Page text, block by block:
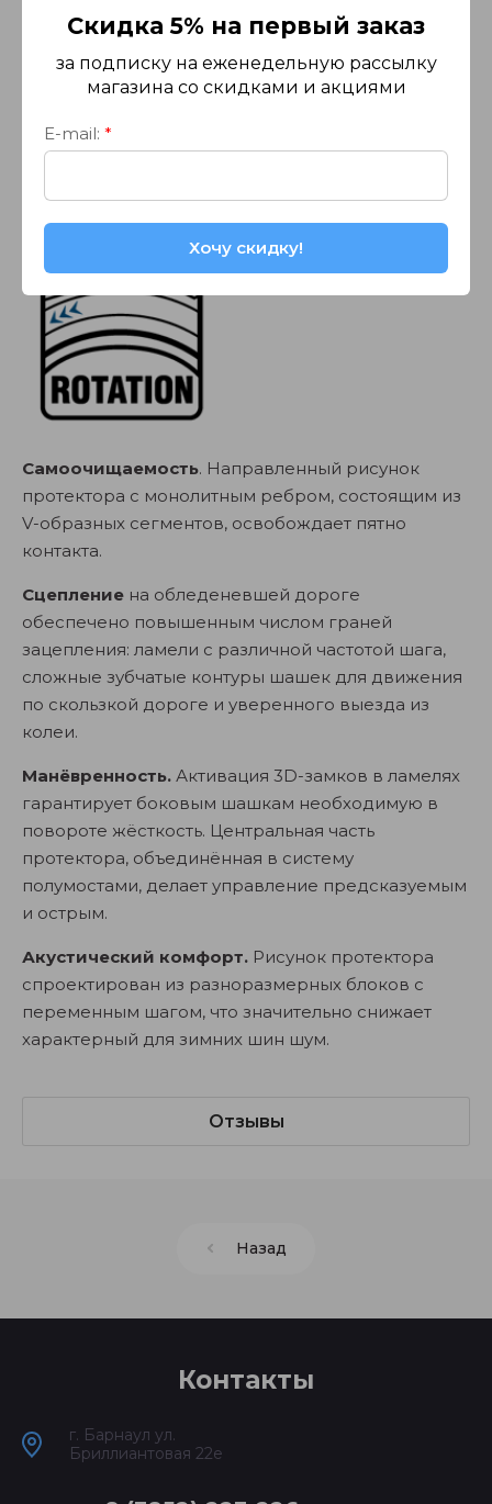
Характеристики протектора / преимущества
Самоочищаемость. Направленный рисунок
протектора с монолитным ребром, состоящим из
V-образных сегментов, освобождает пятно
контакта.
Сцепление на обледеневшей дороге
обеспечено повышенным числом граней
зацепления: ламели с различной частотой шага,
сложные зубчатые контуры шашек для движения
по скользкой дороге и уверенного выезда из
колеи.
Манёвренность. Активация 3D-замков в ламелях
гарантирует боковым шашкам необходимую в
повороте жёсткость. Центральная часть
протектора, объединённая в систему
полумостами, делает управление предсказуемым
и острым.
Акустический комфорт. Рисунок протектора
спроектирован из разноразмерных блоков с
переменным шагом, что значительно снижает
характерный для зимних шин шум.
Отзывы
Назад
Контакты
г. Барнаул ул.
Бриллиантовая 22е
Скидка 5% на первый заказ
за подписку на еженедельную рассылку
магазина со скидками и акциями
E-mail:*
Хочу скидку!